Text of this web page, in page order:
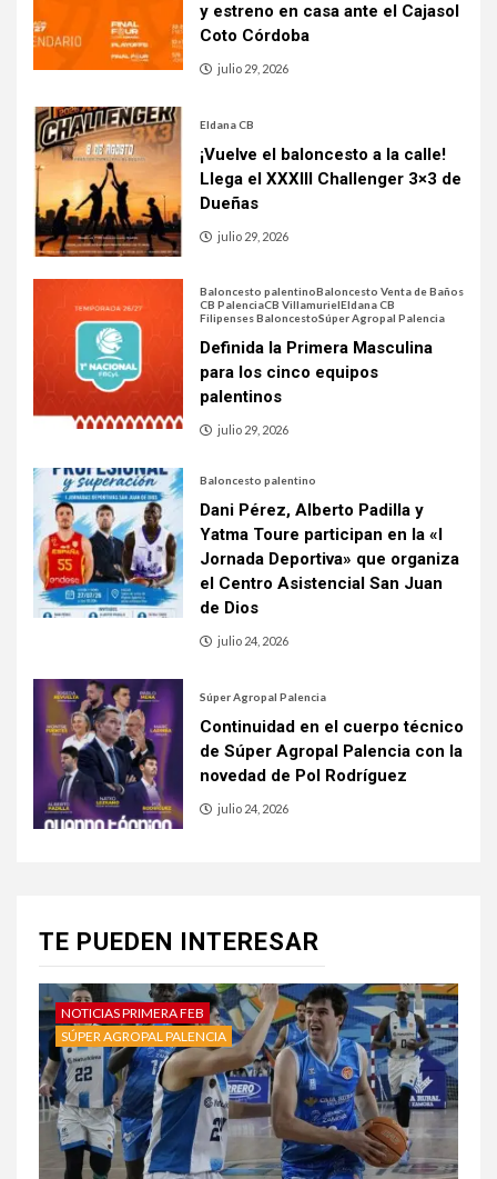
y estreno en casa ante el Cajasol
Coto Córdoba
julio 29, 2026
Eldana CB
¡Vuelve el baloncesto a la calle!
Llega el XXXIII Challenger 3×3 de
Dueñas
julio 29, 2026
Baloncesto palentinoBaloncesto Venta de Baños
CB PalenciaCB VillamurielEldana CB
Filipenses BaloncestoSúper Agropal Palencia
Definida la Primera Masculina
para los cinco equipos
palentinos
julio 29, 2026
Baloncesto palentino
Dani Pérez, Alberto Padilla y
Yatma Toure participan en la «I
Jornada Deportiva» que organiza
el Centro Asistencial San Juan
de Dios
julio 24, 2026
Súper Agropal Palencia
Continuidad en el cuerpo técnico
de Súper Agropal Palencia con la
novedad de Pol Rodríguez
julio 24, 2026
TE PUEDEN INTERESAR
NOTICIAS PRIMERA FEB
SÚPER AGROPAL PALENCIA